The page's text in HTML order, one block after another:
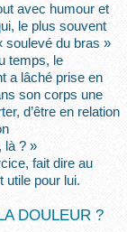
avec humour et
le plus souvent
soulevé du bras »
temps, le
a lâché prise en
son corps une
d’être en relation
là ? »
fait dire au
utile pour lui.
DOULEUR ?